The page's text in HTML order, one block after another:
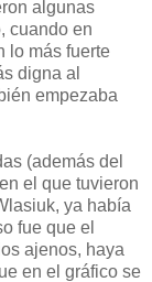
algunas
cuando en
lo más fuerte
digna al
empezaba
(además del
el que tuvieron
ya había
fue que el
ajenos, haya
en el gráfico se